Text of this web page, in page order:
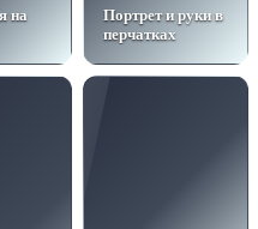
Портрет и руки в
перчатках
на